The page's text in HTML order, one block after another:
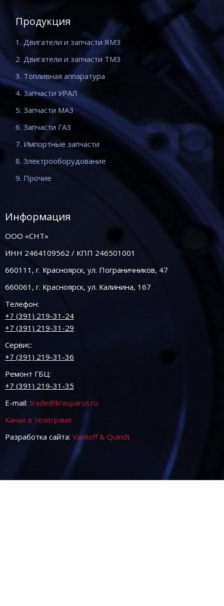
Продукция
1. Двигатели и запчасти ЯМЗ
2. Двигатели и запчасти ТМЗ
3. Топливная аппаратура
4. Запчасти УРАЛ
5. Запчасти МАЗ
6. Запчасти ГАЗ
7. Импортные запчасти
8. Электрооборудование
9. Прочие
Информация
ООО «СНТ»
ИНН 2464109562 / КПП 246501001
660111, г. Красноярск, ул. Пограничников, 47
660061, г. Красноярск, ул. Калинина, 167
Телефон:
+7 (391) 219-31-24
+7 (391) 219-31-29
Сервис:
+7 (391) 219-31-36
Ремонт ГБЦ:
+7 (391) 219-31-35
E-mail: trade@krasparus.ru
Канал в телеграме
Разработка сайта: Vaviloff & Quindt